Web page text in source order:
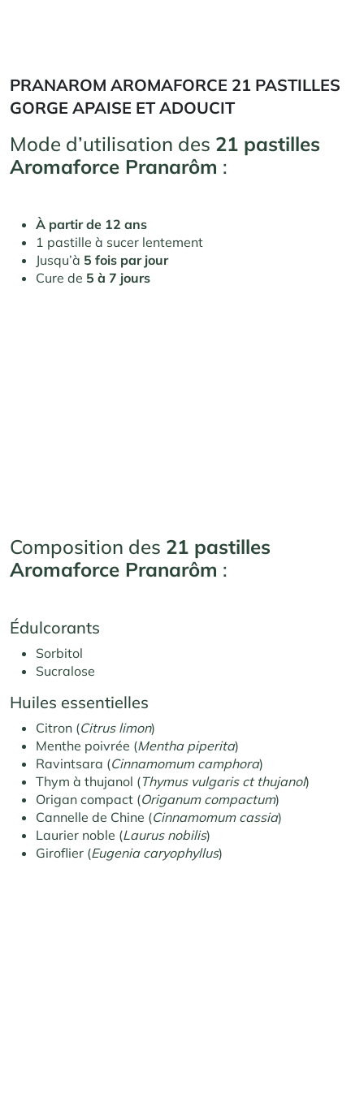
PRANAROM AROMAFORCE 21 PASTILLES
GORGE APAISE ET ADOUCIT
Mode d’utilisation des 21 pastilles
Aromaforce Pranarôm :
À partir de 12 ans
1 pastille à sucer lentement
Jusqu’à 5 fois par jour
Cure de 5 à 7 jours
Composition des 21 pastilles
Aromaforce Pranarôm :
Édulcorants
Sorbitol
Sucralose
Huiles essentielles
Citron (Citrus limon)
Menthe poivrée (Mentha piperita)
Ravintsara (Cinnamomum camphora)
Thym à thujanol (Thymus vulgaris ct thujanol)
Origan compact (Origanum compactum)
Cannelle de Chine (Cinnamomum cassia)
Laurier noble (Laurus nobilis)
Giroflier (Eugenia caryophyllus)